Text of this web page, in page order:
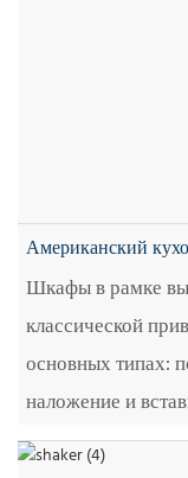
Американский
Шкафы в рамке
классической
основных типах:
наложение и